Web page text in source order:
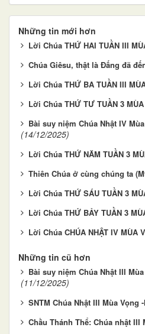
Những tin mới hơn
Lời Chúa THỨ HAI TUẦN III
Chúa Giêsu, thật là Đấng đã
Lời Chúa THỨ BA TUẦN III
Lời Chúa THỨ TƯ TUẦN 3
Bài suy niệm Chúa Nhật IV
(14/12/2025)
Lời Chúa THỨ NĂM TUẦN 3
Thiên Chúa ở cùng chúng ta
Lời Chúa THỨ SÁU TUẦN 3
Lời Chúa THỨ BẢY TUẦN 3
Lời Chúa CHÚA NHẬT IV MÙA
Những tin cũ hơn
Bài suy niệm Chúa Nhật III
(11/12/2025)
SNTM Chúa Nhật III Mùa Vọng
Chầu Thánh Thể: Chúa nhật III